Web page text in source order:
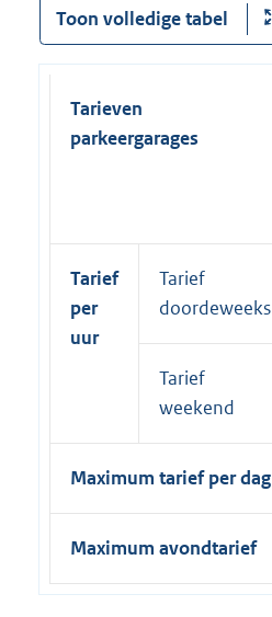
Toon volledige tabel
Tarieven
parkeergarages
Tarief
per
uur
Tarief
doordeweeks
Tarief
weekend
Maximum tarief per dag
Maximum avondtarief